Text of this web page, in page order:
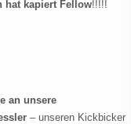
hat kapiert Fellow!!!!!
an unsere
– unseren Kickbicker